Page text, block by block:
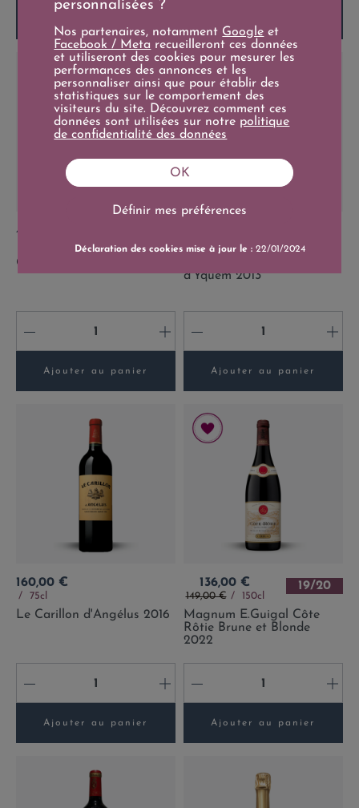
Prix
498,00 €
Château Angélus 2019
- +
Ajouter au panier
900cl
d'Yquem 2013
- +
Ajouter au panier
Prix
160,00 €
75cl
Le Carillon d'Angélus 2016
- +
Ajouter au panier
Prix
136,00 €
Prix de base
149,00 € 150cl
19/20
Magnum E.Guigal Côte
Rôtie Brune et Blonde
2022
- +
Ajouter au panier
personnalisées ?
Nos partenaires, notamment Google et
Facebook / Meta recueilleront ces données
et utiliseront des cookies pour mesurer les
performances des annonces et les
personnaliser ainsi que pour établir des
statistiques sur le comportement des
visiteurs du site. Découvrez comment ces
données sont utilisées sur notre politique
de confidentialité des données
Définir mes préférences
OK
Déclaration des cookies mise à jour le :22/01/2024